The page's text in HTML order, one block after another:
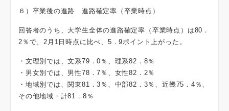
６）卒業後の進路 進路確定率（卒業時点）
回答者のうち、大学生全体の進路確定率（卒業時点）は80．
2％で、2月1日時点に比べ、5．9ポイント上がった。
・文理別では、文系79．0％、理系82．8％
・男女別では、男性78．7％、女性82．2％
・地域別では、関東81．3％、中部82．3％、近畿75．4％、
その他地域・計81．8％